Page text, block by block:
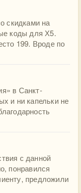
скидками на
коды для Х5.
199. Вроде по
в Санкт-
и ни капельки не
с данной
понравился
предложили